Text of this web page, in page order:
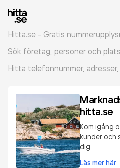
Hitta.se - Gratis
Sök företag, personer och
Hitta telefonnummer,
hitta.se
Kom igång
kunder och
dig.
Läs mer här